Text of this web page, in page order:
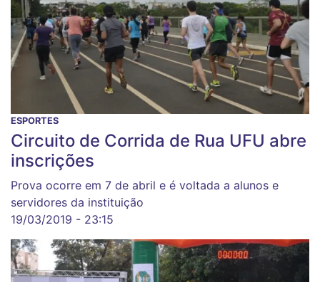
ESPORTES
Circuito de Corrida de Rua UFU abre
inscrições
Prova ocorre em 7 de abril e é voltada a alunos e
servidores da instituição
19/03/2019 - 23:15